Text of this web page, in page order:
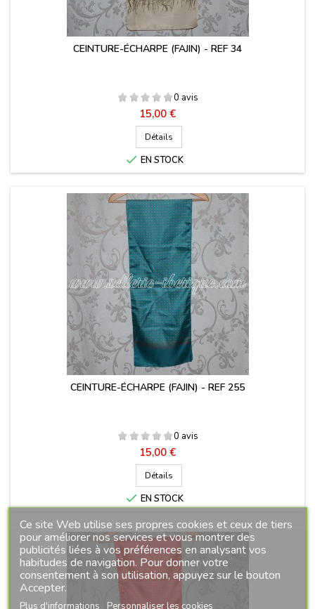
CEINTURE-ÉCHARPE (FAJIN) - REF 34
0 avis
Prix
15,00 €
Détails
 EN STOCK
CEINTURE-ÉCHARPE (FAJIN) - REF 255
0 avis
Prix
15,00 €
Détails
 EN STOCK
Ce site Web utilise ses propres cookies et ceux de tiers
pour améliorer nos services et vous montrer des
publicités liées à vos préférences en analysant vos
habitudes de navigation. Pour donner votre
consentement à son utilisation, appuyez sur le bouton
Accepter.
Plus d'informations Personnaliser les cookies